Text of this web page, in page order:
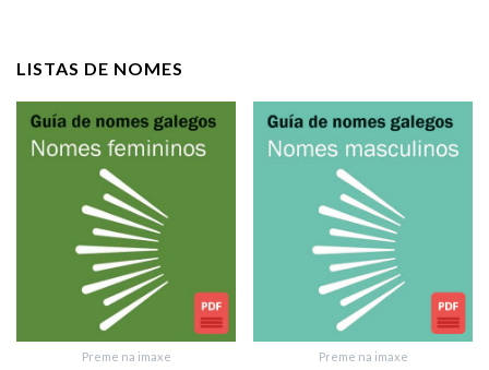
Lin e acepto as condicións da política de
privacidade
Introduce o código que aparece na imaxe:
Texto de verificación
LISTAS DE NOMES
Preme na imaxe Preme na imaxe